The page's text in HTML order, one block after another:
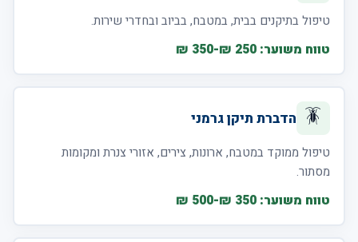
טיפול בתיקנים בבית, במטבח, בביוב ובחדרי שירות.
טווח משוער: 250 ₪-350 ₪
🪳 הדברת תיקן גרמני
טיפול ממוקד במטבח, ארונות, צירים, אזורי צנרת ומקומות
מסתור.
טווח משוער: 350 ₪-500 ₪